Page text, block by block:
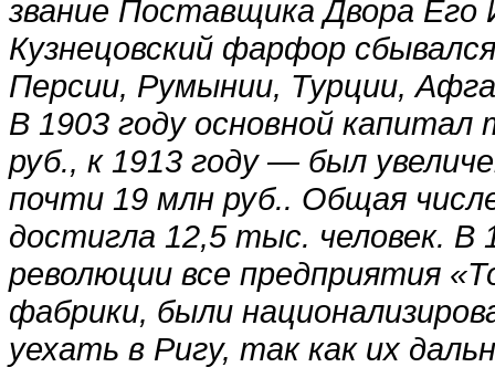
звание Поставщика Двора
Кузнецовский фарфор
Персии, Румынии, Турции,
В 1903 году основной
руб., к 1913 году — был
почти 19 млн руб.. Общая
достигла 12,5 тыс. человек. В
революции все предприятия
фабрики, были
уехать в Ригу, так как их